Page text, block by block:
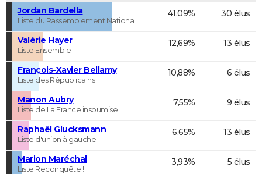
Jordan Bardella
Liste du Rassemblement National
41,09% 30 élus
Valérie Hayer
Liste Ensemble
12,69% 13 élus
François-Xavier Bellamy
Liste des Républicains
10,88% 6 élus
Manon Aubry
Liste de La France insoumise
7,55% 9 élus
Raphaël Glucksmann
Liste d'union à gauche
6,65% 13 élus
Marion Maréchal
Liste Reconquête !
3,93% 5 élus